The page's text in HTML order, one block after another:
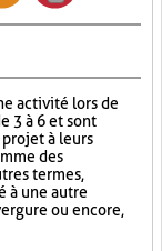
activité lors de
3 à 6 et sont
à leurs
des
termes,
à une autre
ou encore,